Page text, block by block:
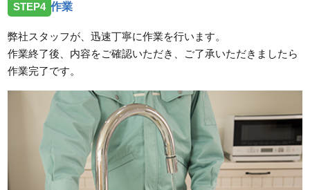
STEP4 作業
弊社スタッフが、迅速丁寧に作業を行います。
作業終了後、内容をご確認いただき、ご了承いただきましたら
作業完了です。